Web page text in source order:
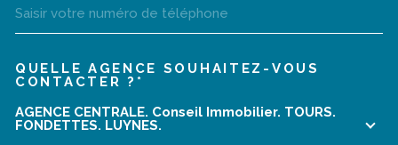
QUELLE AGENCE SOUHAITEZ-VOUS
CONTACTER ?*
AGENCE CENTRALE. Conseil Immobilier. TOURS.
FONDETTES. LUYNES.